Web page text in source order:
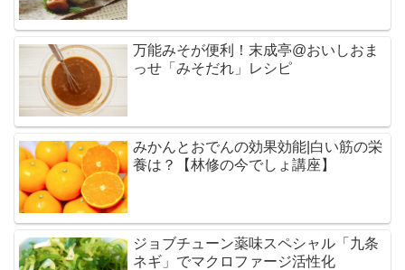
万能みそが便利！末成亭@おいしおま
っせ「みそだれ」レシピ
みかんとおでんの効果効能|白い筋の栄
養は？【林修の今でしょ講座】
ジョブチューン薬味スペシャル「九条
ネギ」でマクロファージ活性化